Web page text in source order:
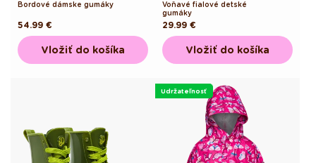
Bordové dámske gumáky
Pôvodná
cena
54.99 €
Vložiť do košíka
Voňavé fialové detské
gumáky
Pôvodná
cena
29.99 €
Vložiť do košíka
Udržateľnosť